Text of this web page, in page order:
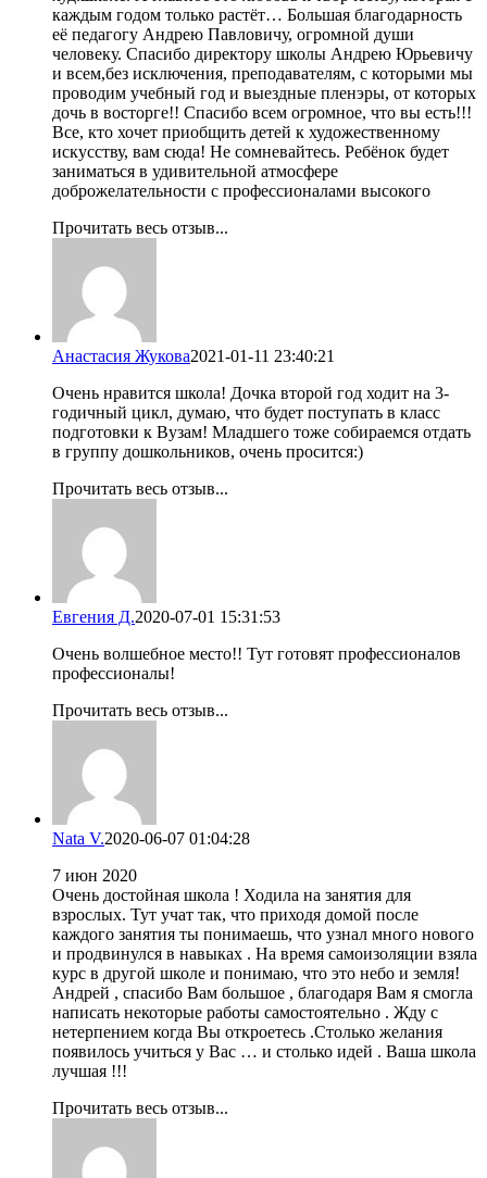
каждым годом только растёт… Большая благодарность
её педагогу Андрею Павловичу, огромной души
человеку. Спасибо директору школы Андрею Юрьевичу
и всем,без исключения, преподавателям, с которыми мы
проводим учебный год и выездные пленэры, от которых
дочь в восторге!! Спасибо всем огромное, что вы есть!!!
Все, кто хочет приобщить детей к художественному
искусству, вам сюда! Не сомневайтесь. Ребёнок будет
заниматься в удивительной атмосфере
доброжелательности с профессионалами высокого
Прочитать весь отзыв...
Анастасия Жукова2021-01-11 23:40:21
Очень нравится школа! Дочка второй год ходит на 3-
годичный цикл, думаю, что будет поступать в класс
подготовки к Вузам! Младшего тоже собираемся отдать
в группу дошкольников, очень просится:)
Прочитать весь отзыв...
Евгения Д.2020-07-01 15:31:53
Очень волшебное место!! Тут готовят профессионалов
профессионалы!
Прочитать весь отзыв...
Nata V.2020-06-07 01:04:28
7 июн 2020
Очень достойная школа ! Ходила на занятия для
взрослых. Тут учат так, что приходя домой после
каждого занятия ты понимаешь, что узнал много нового
и продвинулся в навыках . На время самоизоляции взяла
курс в другой школе и понимаю, что это небо и земля!
Андрей , спасибо Вам большое , благодаря Вам я смогла
написать некоторые работы самостоятельно . Жду с
нетерпением когда Вы откроетесь .Столько желания
появилось учиться у Вас … и столько идей . Ваша школа
лучшая !!!
Прочитать весь отзыв...